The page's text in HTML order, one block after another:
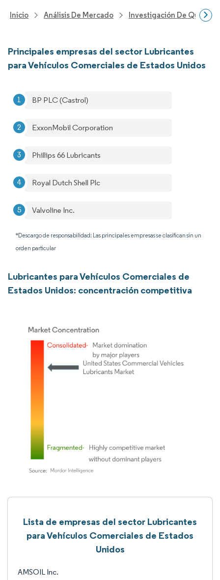
Inicio Análisis De Mercado Investigación De
Principales empresas del sector Lubricantes
para Vehículos Comerciales de Estados Unidos
BP PLC (Castrol)
ExxonMobil Corporation
Phillips 66 Lubricants
Royal Dutch Shell Plc
Valvoline Inc.
*Descargo de responsabilidad: Las principales empresas se clasifican sin un
orden particular
Lubricantes para Vehículos Comerciales de
Estados Unidos: concentración competitiva
Lista de empresas del sector Lubricantes
para Vehículos Comerciales de Estados
Unidos
AMSOIL Inc.